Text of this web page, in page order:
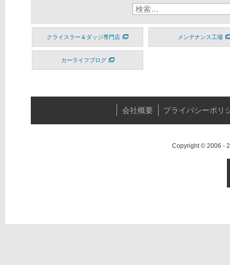
クライスラー＆ダッジ専門店 メンテナンス工場
カーライフブログ
会社概要 プライバシーポリ
Copyright © 2006 -